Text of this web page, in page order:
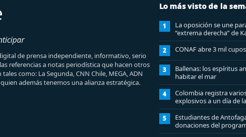
de prensa independiente, informativo, serio
referencias a notas periodística que hacen otros
como: La Segunda, CNN Chile, MEGA, ADN
además tenemos una alianza estratégica.
Lo más visto de la
1
La oposición se une
“extrema derecha” de
2 CONAF abre 3 mil
3
Ballenas: los espíritus
habitar el mar
4
Colombia registra
explosivos a un día de
un policía muerto
5
Estudiantes de
donaciones del